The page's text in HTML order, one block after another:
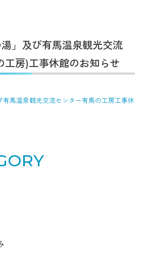
」及び有馬温泉観光交流
工房)工事休館のお知らせ
有馬温泉観光交流センター有馬の工房工事休